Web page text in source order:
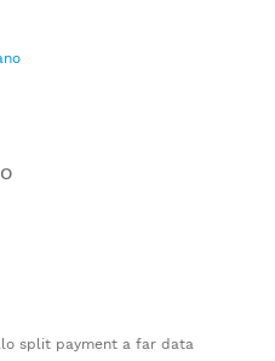
split payment a far data